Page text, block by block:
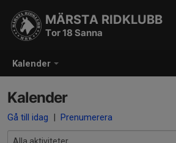
Kalender
MÄRSTA RIDKLUBB
Tor 18 Sanna
Kalender
Gå till idag | Prenumerera